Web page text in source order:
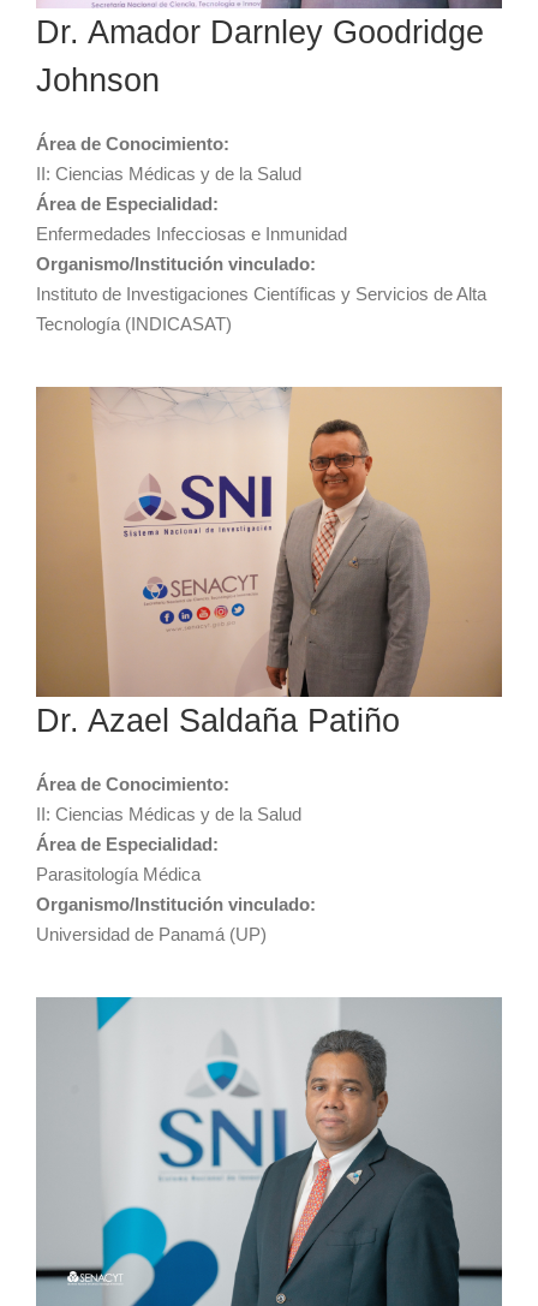
Dr. Amador Darnley Goodridge
Johnson
Área de Conocimiento:
II: Ciencias Médicas y de la Salud
Área de Especialidad:
Enfermedades Infecciosas e Inmunidad
Organismo/Institución vinculado:
Instituto de Investigaciones Científicas y Servicios de Alta
Tecnología (INDICASAT)
Dr. Azael Saldaña Patiño
Área de Conocimiento:
II: Ciencias Médicas y de la Salud
Área de Especialidad:
Parasitología Médica
Organismo/Institución vinculado:
Universidad de Panamá (UP)